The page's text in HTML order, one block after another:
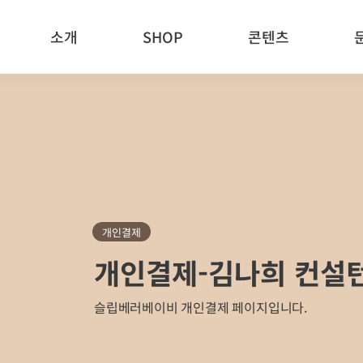
소개 SHOP 콘텐츠
개인결제
개인결제-김나희 컨설
슬립베러베이비 개인결제 페이지입니다.